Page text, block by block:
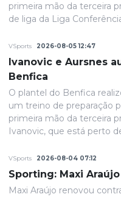
primeira mão da terceira
de liga da Liga
VSports 2026-08-05 12:47
Ivanovic e Aursnes
Benfica
O plantel do Benfica
um treino de preparação
primeira mão da terceira
Ivanovic, que está perto
de acordo com
gastroenterite, também
Umeh.
VSports 2026-08-04 07:12
Sporting: Maxi
Maxi Araújo renovou